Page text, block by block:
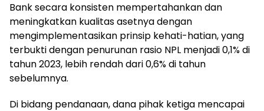
Bank secara konsisten mempertahankan dan
meningkatkan kualitas asetnya dengan
mengimplementasikan prinsip kehati-hatian, yang
terbukti dengan penurunan rasio NPL menjadi 0,1% di
tahun 2023, lebih rendah dari 0,6% di tahun
sebelumnya.
Di bidang pendanaan, dana pihak ketiga mencapai